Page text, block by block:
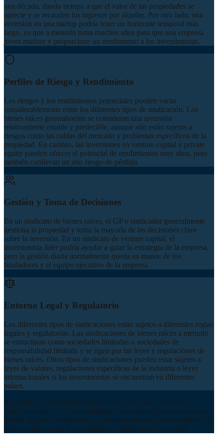
una década, dando tiempo a que el valor de las propiedades se
aprecie y se recauden los ingresos por alquiler. Por otro lado, una
inversión en una startup podría tener un horizonte temporal más
largo, ya que a menudo toma muchos años para que una empresa
joven madure y proporcione un rendimiento a los inversionistas.
Perfiles de Riesgo y Rendimiento
Los riesgos y los rendimientos potenciales pueden variar
considerablemente entre los diferentes tipos de sindicación. Los
bienes raíces generalmente se consideran una inversión
relativamente estable y predecible, aunque aún están sujetos a
riesgos como las caídas del mercado y problemas específicos de la
propiedad. En cambio, las inversiones en venture capital y private
equity pueden ofrecer el potencial de rendimientos muy altos, pero
también conllevan un alto riesgo de pérdida.
Gestión y Toma de Decisiones
En un sindicato de bienes raíces, el GP o sindicador generalmente
gestiona la propiedad y toma la mayoría de las decisiones clave
sobre la inversión. En un sindicato de venture capital, el
inversionista líder podría ayudar a guiar la estrategia de la empresa,
pero la gestión diaria normalmente queda en manos de los
fundadores y el equipo ejecutivo de la empresa.
Entorno Legal y Regulatorio
Los diferentes tipos de sindicaciones están sujetos a diferentes reglas
legales y regulatorias. Las sindicaciones de bienes raíces a menudo
se estructuran como sociedades limitadas o sociedades de
responsabilidad limitada y se rigen por las leyes y regulaciones de
bienes raíces. Otros tipos de sindicaciones pueden estar sujetos a
leyes de valores, regulaciones específicas de la industria o leyes
internacionales si los inversionistas se encuentran en diferentes
países.
Recuerde que las sindicaciones en todas las clases de activos
implican riesgo, y los inversionistas potenciales deben realizar una
debida diligencia exhaustiva y considerar buscar el asesoramiento de
asesores financieros o profesionales legales antes de invertir.